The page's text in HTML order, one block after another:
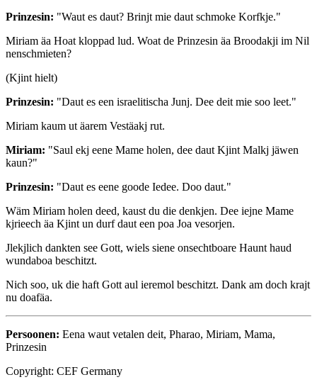
Prinzesin: "Waut es daut? Brinjt mie daut schmoke Korfkje."
Miriam äa Hoat kloppad lud. Woat de Prinzesin äa Broodakji im Nil
nenschmieten?
(Kjint hielt)
Prinzesin: "Daut es een israelitischa Junj. Dee deit mie soo leet."
Miriam kaum ut äarem Vestäakj rut.
Miriam: "Saul ekj eene Mame holen, dee daut Kjint Malkj jäwen
kaun?"
Prinzesin: "Daut es eene goode Iedee. Doo daut."
Wäm Miriam holen deed, kaust du die denkjen. Dee iejne Mame
kjrieech äa Kjint un durf daut een poa Joa vesorjen.
Jlekjlich dankten see Gott, wiels siene onsechtboare Haunt haud
wundaboa beschitzt.
Nich soo, uk die haft Gott aul ieremol beschitzt. Dank am doch krajt
nu doafäa.
Persoonen: Eena waut vetalen deit, Pharao, Miriam, Mama,
Prinzesin
Copyright: CEF Germany